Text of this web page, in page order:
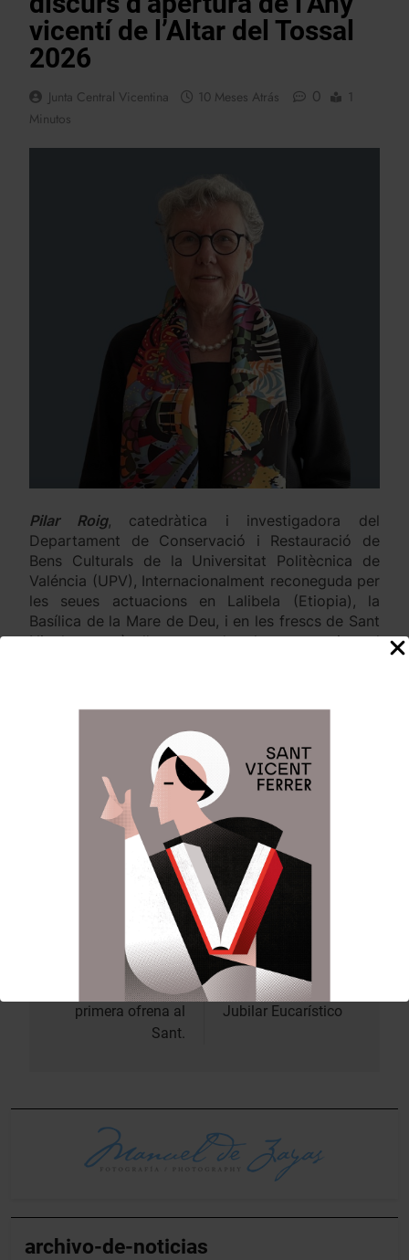
vicentí de l’Altar del Tossal
2026
Junta Central Vicentina 10 Meses Atrás 0
1
Minutos
Pilar Roig, catedràtica i investigadora del
Departament de Conservació i Restauració de
Bens Culturals de la Universitat Politècnica de
Valéncia (UPV), Internacionalment reconeguda per
les seues actuacions en Lalibela (Etiopia), la
Basílica de la Mare de Deu, i en les frescs de Sant
Nicolau, serà l’encarregada de pronunciar el
Nomenada en 2015
Acadèmica de Número de la
Real Acadèmia de Belles arts de Sant Carlos
secció de Pintura, Gravat i Dibuix i este mateix
mes d’octubre de 2025 com a
ciutat de Valéncia
; treballa en recuperar
l’esplendor de les pintures de l’Iglésia dels
Navegación
entradas
Anterior:
L’Honorable
Clavariesa fa la seua
primera ofrena al
Sant.
Siguiente:
Vicenta Escudero en
la apertura del III Año
Jubilar Eucarístico
archivo-de-noticias